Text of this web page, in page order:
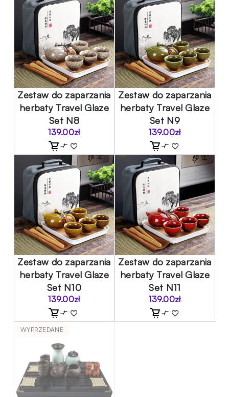
Zestaw do zaparzania
herbaty Travel Glaze
Set N8
139.00zł
Zestaw do zaparzania
herbaty Travel Glaze
Set N9
139.00zł
Zestaw do zaparzania
herbaty Travel Glaze
Set N10
139.00zł
Zestaw do zaparzania
herbaty Travel Glaze
Set N11
139.00zł
WYPRZEDANE